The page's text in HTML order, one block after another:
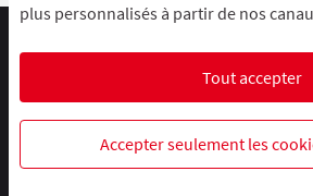
plus personnalisés à partir de nos
Tout accepter
Accepter seulement les
Charte d'utilisation
Paramètres des
R-lab, leR-lab, le
R-